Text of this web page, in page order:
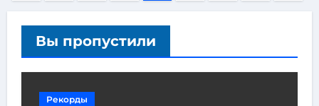
Вы пропустили
Рекорды